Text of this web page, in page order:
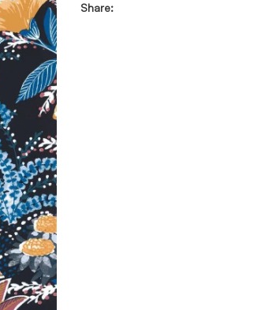
Share: